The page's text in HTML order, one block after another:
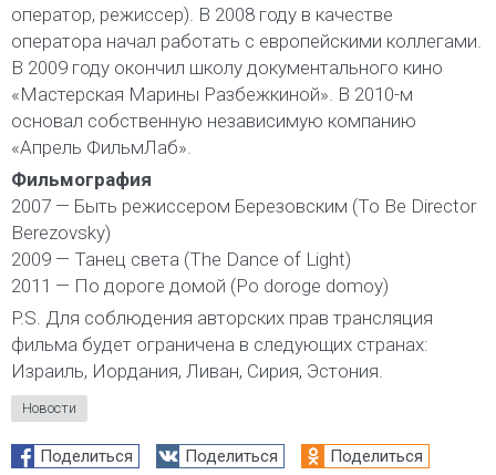
оператор, режиссер). В 2008 году в качестве
оператора начал работать с европейскими коллегами.
В 2009 году окончил школу документального кино
«Мастерская Марины Разбежкиной». В 2010-м
основал собственную независимую компанию
«Апрель ФильмЛаб».
Фильмография
2007 — Быть режиссером Березовским (To Be Director
Berezovsky)
2009 — Танец света (The Dance of Light)
2011 — По дороге домой (Po doroge domoy)
P.S. Для соблюдения авторских прав трансляция
фильма будет ограничена в следующих странах:
Израиль, Иордания, Ливан, Сирия, Эстония.
Новости
Поделиться Поделиться
Поделиться